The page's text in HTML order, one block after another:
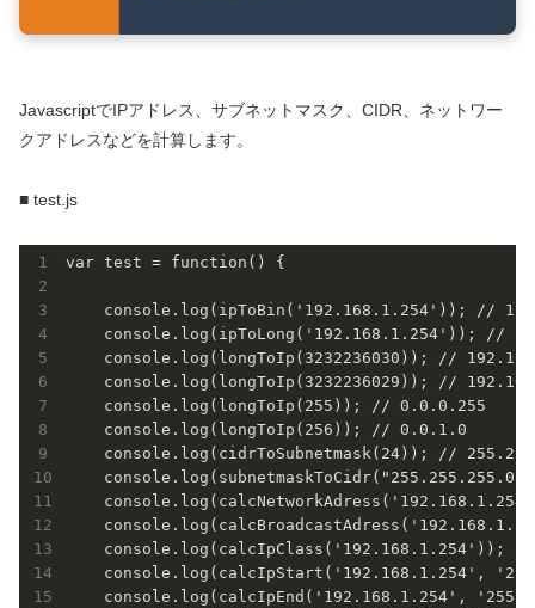
JavascriptでIPアドレス、サブネットマスク、CIDR、ネットワー
クアドレスなどを計算します。
■ test.js
var test = function() {
console.log(ipToBin('192.168.1.254')); //
console.log(ipToLong('192.168.1.254')); //
console.log(longToIp(3232236030)); //
console.log(longToIp(3232236029)); //
    console.log(longToIp(255)); // 0.0.0.255
    console.log(longToIp(256)); // 0.0.1.0
console.log(cidrToSubnetmask(24)); //
console.log(calcIpClass('192.168.1.254'));
console.log(calcIpStart('192.168.1.254',
console.log(calcIpEnd('192.168.1.254',